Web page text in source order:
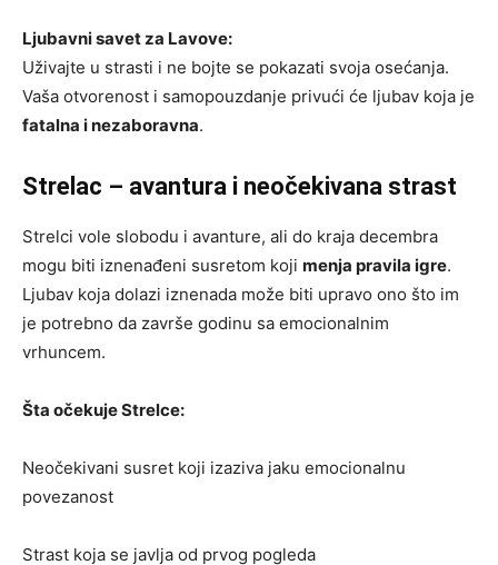
Ljubavni savet za Lavove:
Uživajte u strasti i ne bojte se pokazati svoja osećanja.
Vaša otvorenost i samopouzdanje privući će ljubav koja je
fatalna i nezaboravna.
Strelac – avantura i neočekivana strast
Strelci vole slobodu i avanture, ali do kraja decembra
mogu biti iznenađeni susretom koji menja pravila igre.
Ljubav koja dolazi iznenada može biti upravo ono što im
je potrebno da završe godinu sa emocionalnim
vrhuncem.
Šta očekuje Strelce:
Neočekivani susret koji izaziva jaku emocionalnu
povezanost
Strast koja se javlja od prvog pogleda